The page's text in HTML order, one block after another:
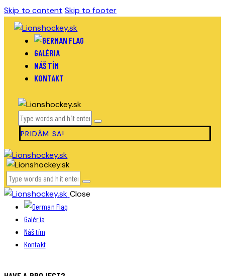
Skip to content Skip to footer
GALÉRIA
NÁŠ TÍM
KONTAKT
PRIDÁM SA!
Close
Galéria
Náš tím
Kontakt